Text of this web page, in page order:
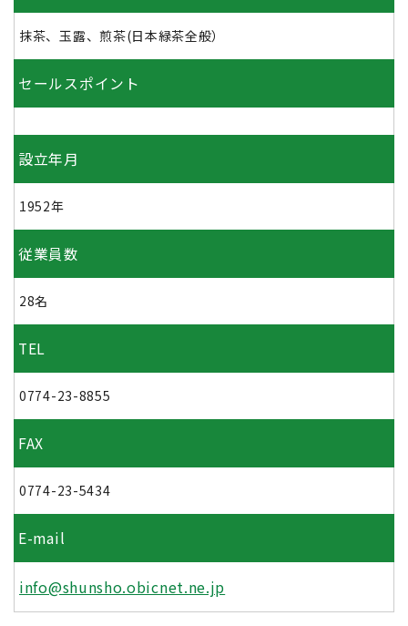
抹茶、玉露、煎茶(日本緑茶全般）
セールスポイント
設立年月
1952年
従業員数
28名
TEL
0774-23-8855
FAX
0774-23-5434
E-mail
info@shunsho.obicnet.ne.jp